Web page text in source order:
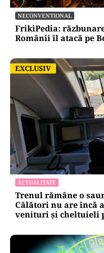
NECONVENTIONAL
FrikiPedia:
Românii îl atacă pe
EXCLUSIV
EXCLUSIV
ACTUALITATE
Trenul rămâne o
Călători nu are încă
venituri și cheltuieli